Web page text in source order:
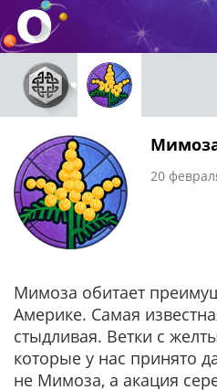
20
Мимоза обитает
Америке. Самая
стыдливая. Ветки с
которые у нас принято
не Мимоза, а акация